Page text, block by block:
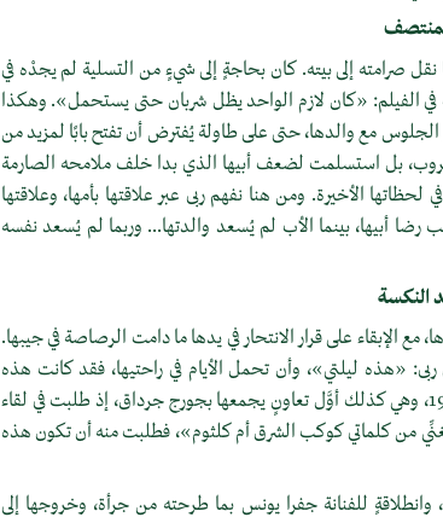
صرامته إلى بيته. كان بحاجةٍ إلى شيءٍ من التسلية لم يجدْه في
في الفيلم: «كان لازم الواحد يظل شربان حتى يستحمل». وهكذا
مع والدها، حتى على طاولة يُفترض أن تفتح بابًا لمزيد من
بل استسلمت لضعف أبيها الذي بدا خلف ملامحه الصارمة
الأخيرة. ومن هنا نفهم ربى عبر علاقتها بأمها، وعلاقتها
أبيها، بينما الأب لم يُسعد والدتها... وربما لم يُسعد نفسه
النكسة
مع الإبقاء على قرار الانتحار في يدها ما دامت الرصاصة في جيبها.
«هذه ليلتي»، وأن تحمل الأيام في راحتيها، فقد كانت هذه
الأغنية هي أول ما قدَّمته السيدة أم كلثوم بعد نكسة عام 1967، وهي كذلك أوَّل تعاونٍ يجمعها بجورج جرداق، إذ طلبت في لقاء
من كلماتي كوكب الشرق أم كلثوم»، فطلبت منه أن تكون هذه
وانطلاقةٍ للفنانة جفرا يونس بما طرحته من جرأة، وخروجها إلى